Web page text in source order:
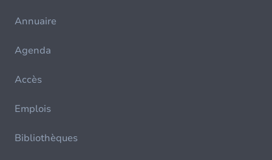
Annuaire
Agenda
Accès
Emplois
Bibliothèques